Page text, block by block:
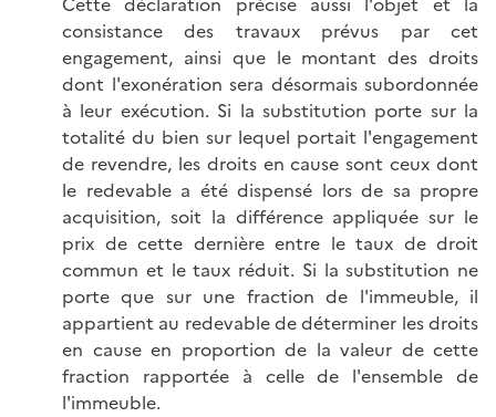
consistance des travaux prévus par cet
engagement, ainsi que le montant des droits
dont l'exonération sera désormais subordonnée
à leur exécution. Si la substitution porte sur la
totalité du bien sur lequel portait l'engagement
de revendre, les droits en cause sont ceux dont
le redevable a été dispensé lors de sa propre
acquisition, soit la différence appliquée sur le
prix de cette dernière entre le taux de droit
commun et le taux réduit. Si la substitution ne
porte que sur une fraction de l'immeuble, il
appartient au redevable de déterminer les droits
en cause en proportion de la valeur de cette
fraction rapportée à celle de l'ensemble de
l'immeuble.